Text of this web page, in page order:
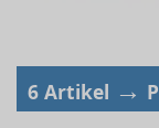
6 Artikel →